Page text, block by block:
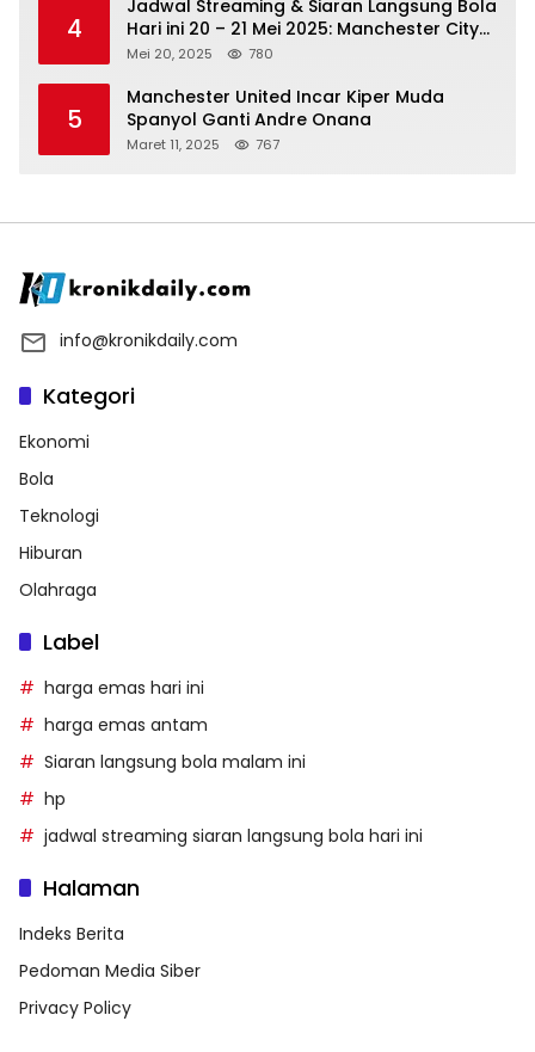
4
Jadwal Streaming & Siaran Langsung Bola
Hari ini 20 – 21 Mei 2025: Manchester City
vs Bournemouth
Mei 20, 2025 780
5
Manchester United Incar Kiper Muda
Spanyol Ganti Andre Onana
Maret 11, 2025 767
info@kronikdaily.com
Kategori
Ekonomi
Bola
Teknologi
Hiburan
Olahraga
Label
harga emas hari ini
harga emas antam
Siaran langsung bola malam ini
hp
jadwal streaming siaran langsung bola hari ini
Halaman
Indeks Berita
Pedoman Media Siber
Privacy Policy